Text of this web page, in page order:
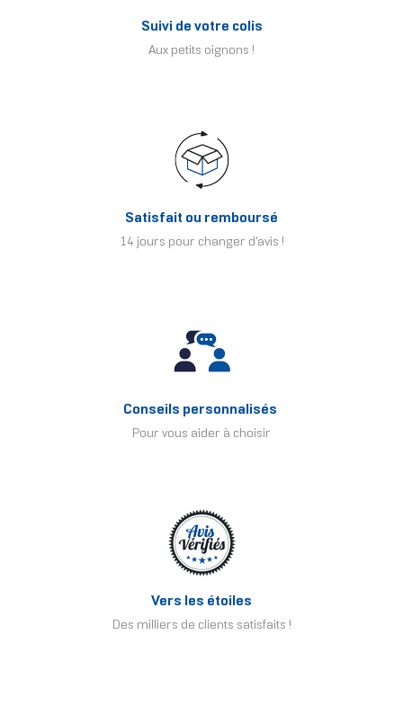
Suivi de votre colis
Aux petits oignons !
Satisfait ou remboursé
14 jours pour changer d'avis !
Conseils personnalisés
Pour vous aider à choisir
Vers les étoiles
Des milliers de clients satisfaits !